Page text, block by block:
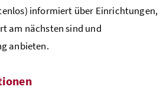
informiert über Einrichtungen,
am nächsten sind und
anbieten.